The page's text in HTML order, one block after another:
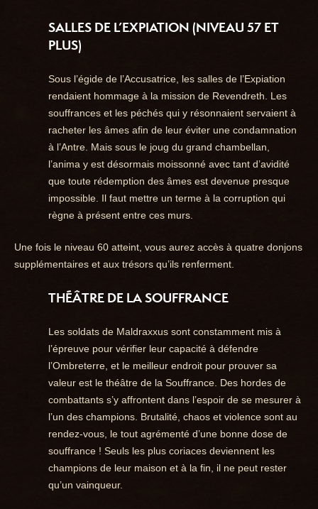
SALLES DE L’EXPIATION (NIVEAU 57 ET
PLUS)
Sous l’égide de l’Accusatrice, les salles de l’Expiation
rendaient hommage à la mission de Revendreth. Les
souffrances et les péchés qui y résonnaient servaient à
racheter les âmes afin de leur éviter une condamnation
à l’Antre. Mais sous le joug du grand chambellan,
l’anima y est désormais moissonné avec tant d’avidité
que toute rédemption des âmes est devenue presque
impossible. Il faut mettre un terme à la corruption qui
règne à présent entre ces murs.
Une fois le niveau 60 atteint, vous aurez accès à quatre donjons
supplémentaires et aux trésors qu’ils renferment.
THÉÂTRE DE LA SOUFFRANCE
Les soldats de Maldraxxus sont constamment mis à
l’épreuve pour vérifier leur capacité à défendre
l’Ombreterre, et le meilleur endroit pour prouver sa
valeur est le théâtre de la Souffrance. Des hordes de
combattants s’y affrontent dans l’espoir de se mesurer à
l’un des champions. Brutalité, chaos et violence sont au
rendez-vous, le tout agrémenté d’une bonne dose de
souffrance ! Seuls les plus coriaces deviennent les
champions de leur maison et à la fin, il ne peut rester
qu’un vainqueur.